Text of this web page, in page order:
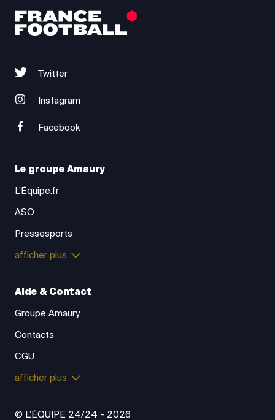
Twitter
Instagram
Facebook
Le groupe Amaury
L’Équipe.fr
ASO
Pressesports
afficher plus
Aide & Contact
Groupe Amaury
Contacts
CGU
afficher plus
© L’ÉQUIPE 24/24 - 2026